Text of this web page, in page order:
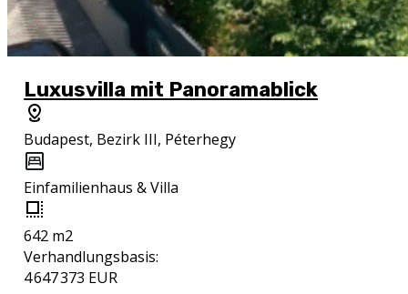
Luxusvilla mit Panoramablick
Budapest, Bezirk III, Péterhegy
Einfamilienhaus & Villa
642 m2
Verhandlungsbasis:
4 647 373 EUR